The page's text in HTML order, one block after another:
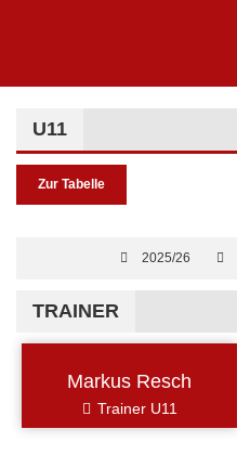
U11
Zur Tabelle
2025/26
TRAINER
Markus Resch
Trainer U11